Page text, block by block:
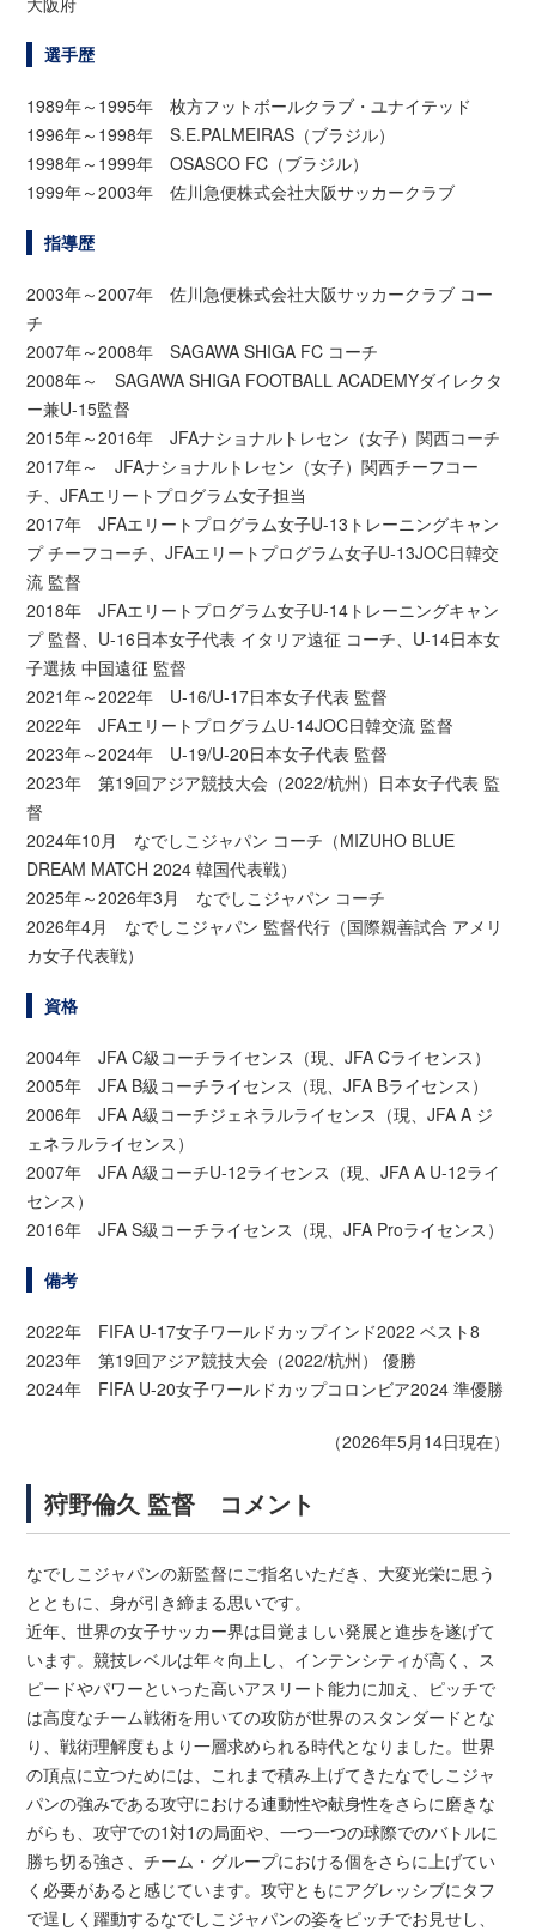
選手歴
1989年～1995年 枚方フットボールクラブ・ユナイテッド
1996年～1998年 S.E.PALMEIRAS（ブラジル）
1998年～1999年 OSASCO FC（ブラジル）
1999年～2003年 佐川急便株式会社大阪サッカークラブ
指導歴
2003年～2007年 佐川急便株式会社大阪サッカークラブ コー
チ
2007年～2008年 SAGAWA SHIGA FC コーチ
2008年～ SAGAWA SHIGA FOOTBALL ACADEMYダイレクタ
ー兼U-15監督
2015年～2016年 JFAナショナルトレセン（女子）関西コーチ
2017年～ JFAナショナルトレセン（女子）関西チーフコー
チ、JFAエリートプログラム女子担当
2017年 JFAエリートプログラム女子U-13トレーニングキャン
プ チーフコーチ、JFAエリートプログラム女子U-13JOC日韓交
流 監督
2018年 JFAエリートプログラム女子U-14トレーニングキャン
プ 監督、U-16日本女子代表 イタリア遠征 コーチ、U-14日本女
子選抜 中国遠征 監督
2021年～2022年 U-16/U-17日本女子代表 監督
2022年 JFAエリートプログラムU-14JOC日韓交流 監督
2023年～2024年 U-19/U-20日本女子代表 監督
2023年 第19回アジア競技大会（2022/杭州）日本女子代表 監
督
2024年10月 なでしこジャパン コーチ（MIZUHO BLUE
DREAM MATCH 2024 韓国代表戦）
2025年～2026年3月 なでしこジャパン コーチ
2026年4月 なでしこジャパン 監督代行（国際親善試合 アメリ
カ女子代表戦）
資格
2004年 JFA C級コーチライセンス（現、JFA Cライセンス）
2005年 JFA B級コーチライセンス（現、JFA Bライセンス）
2006年 JFA A級コーチジェネラルライセンス（現、JFA A ジ
ェネラルライセンス）
2007年 JFA A級コーチU-12ライセンス（現、JFA A U-12ライ
センス）
2016年 JFA S級コーチライセンス（現、JFA Proライセンス）
備考
2022年 FIFA U-17女子ワールドカップインド2022 ベスト8
2023年 第19回アジア競技大会（2022/杭州） 優勝
2024年 FIFA U-20女子ワールドカップコロンビア2024 準優勝
（2026年5月14日現在）
狩野倫久 監督 コメント
なでしこジャパンの新監督にご指名いただき、大変光栄に思う
とともに、身が引き締まる思いです。
近年、世界の女子サッカー界は目覚ましい発展と進歩を遂げて
います。競技レベルは年々向上し、インテンシティが高く、ス
ピードやパワーといった高いアスリート能力に加え、ピッチで
は高度なチーム戦術を用いての攻防が世界のスタンダードとな
り、戦術理解度もより一層求められる時代となりました。世界
の頂点に立つためには、これまで積み上げてきたなでしこジャ
パンの強みである攻守における連動性や献身性をさらに磨きな
がらも、攻守での1対1の局面や、一つ一つの球際でのバトルに
勝ち切る強さ、チーム・グループにおける個をさらに上げてい
く必要があると感じています。攻守ともにアグレッシブにタフ
で逞しく躍動するなでしこジャパンの姿をピッチでお見せし、